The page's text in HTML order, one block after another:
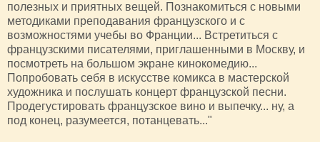
полезных и приятных вещей. Познакомиться с новыми
методиками преподавания французского и с
возможностями учебы во Франции... Встретиться с
французскими писателями, приглашенными в Москву, и
посмотреть на большом экране кинокомедию...
Попробовать себя в искусстве комикса в мастерской
художника и послушать концерт французской песни.
Продегустировать французское вино и выпечку... ну, а
под конец, разумеется, потанцевать..."